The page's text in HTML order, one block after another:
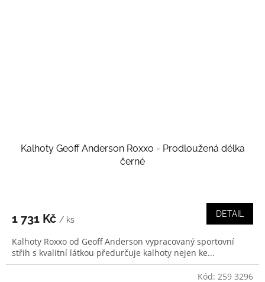
Kalhoty Geoff Anderson Roxxo - Prodloužená délka
černé
1 731 Kč / ks
DETAIL
Kalhoty Roxxo od Geoff Anderson vypracovaný sportovní
střih s kvalitní látkou předurčuje kalhoty nejen ke...
Kód: 259 3296